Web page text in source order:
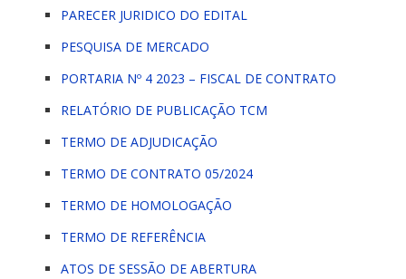
PARECER JURIDICO DO EDITAL
PESQUISA DE MERCADO
PORTARIA Nº 4 2023 – FISCAL DE CONTRATO
RELATÓRIO DE PUBLICAÇÃO TCM
TERMO DE ADJUDICAÇÃO
TERMO DE CONTRATO 05/2024
TERMO DE HOMOLOGAÇÃO
TERMO DE REFERÊNCIA
ATOS DE SESSÃO DE ABERTURA